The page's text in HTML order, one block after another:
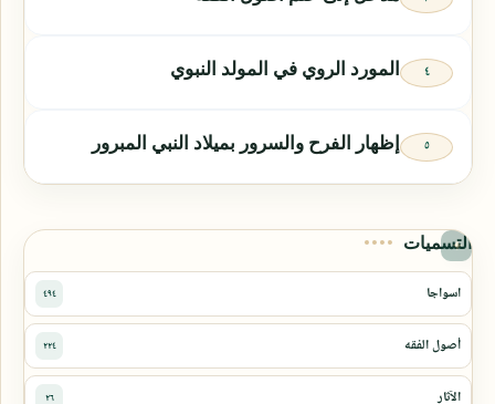
المورد الروي في المولد النبوي
إظهار الفرح والسرور بميلاد النبي المبرور
التسميات